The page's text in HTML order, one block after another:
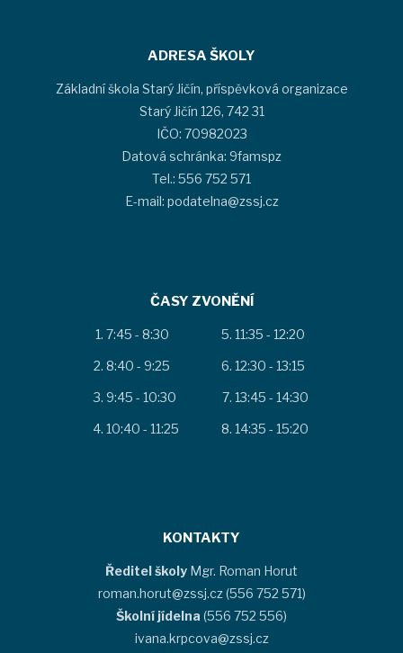
ADRESA ŠKOLY
Základní škola Starý Jičín, příspěvková organizace
Starý Jičín 126, 742 31
IČO: 70982023
Datová schránka: 9famspz
Tel.: 556 752 571
E-mail: podatelna@zssj.cz
ČASY ZVONĚNÍ
7:45 - 8:30
8:40 - 9:25
9:45 - 10:30
10:40 - 11:25
11:35 - 12:20
12:30 - 13:15
13:45 - 14:30
14:35 - 15:20
KONTAKTY
Ředitel školy Mgr. Roman Horut
roman.horut@zssj.cz (556 752 571)
Školní jídelna (556 752 556)
ivana.krpcova@zssj.cz